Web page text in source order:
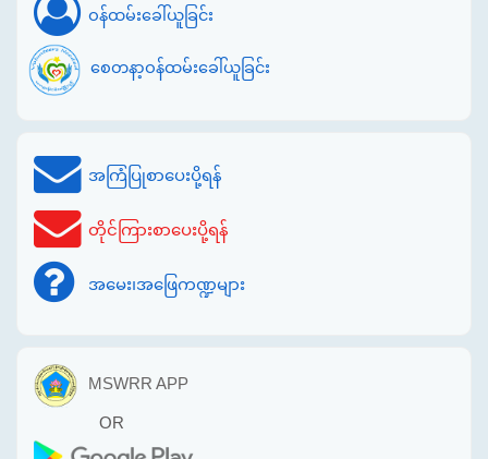
ဝန်ထမ်းခေါ်ယူခြင်း
စေတနာ့ဝန်ထမ်းခေါ်ယူခြင်း
အကြံပြုစာပေးပို့ရန်
တိုင်ကြားစာပေးပို့ရန်
အမေး၊အဖြေကဏ္ဍများ
MSWRR APP
OR